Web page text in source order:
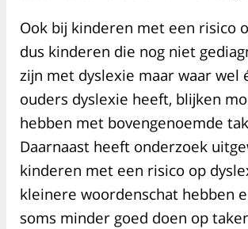
Ook bij kinderen met een risico
dus kinderen die nog niet
zijn met dyslexie maar waar wel
ouders dyslexie heeft, blijken
hebben met bovengenoemde
Daarnaast heeft onderzoek
kinderen met een risico op
kleinere woordenschat hebben
soms minder goed doen op